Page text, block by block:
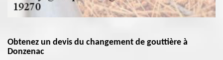
Obtenez un devis du changement de gouttière à
Donzenac